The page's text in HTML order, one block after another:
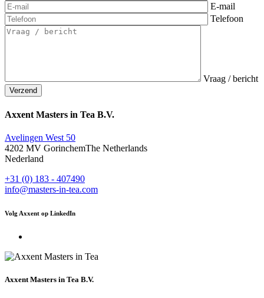
E-mail
Telefoon
Vraag / bericht
Axxent Masters in Tea B.V.
Avelingen West 50
4202 MV GorinchemThe Netherlands
Nederland
+31 (0) 183 - 407490
info@masters-in-tea.com
Volg Axxent op LinkedIn
Axxent Masters in Tea B.V.